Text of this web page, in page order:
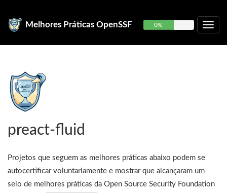
Melhores Práticas OpenSSF 0%
preact-fluid
Projetos que seguem as melhores práticas abaixo podem se
autocertificar voluntariamente e mostrar que alcançaram um
selo de melhores práticas da Open Source Security Foundation